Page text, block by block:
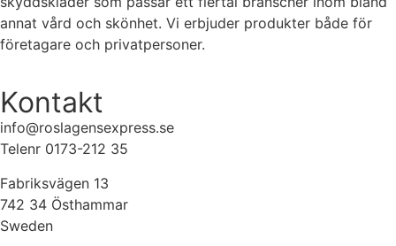
annat vård och skönhet. Vi erbjuder produkter både för
företagare och privatpersoner.
Kontakt
info@roslagensexpress.se
Telenr 0173-212 35
Fabriksvägen 13
742 34 Östhammar
Sweden